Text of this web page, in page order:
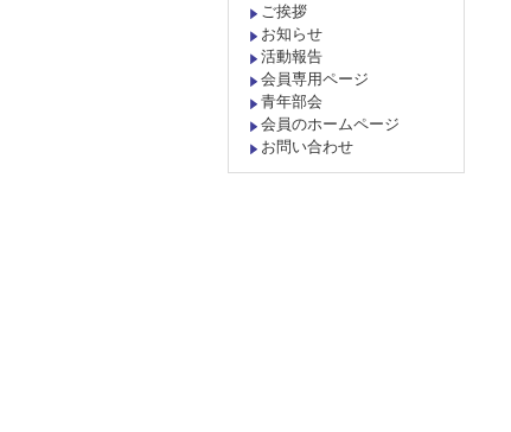
ご挨拶
お知らせ
活動報告
会員専用ページ
青年部会
会員のホームページ
お問い合わせ